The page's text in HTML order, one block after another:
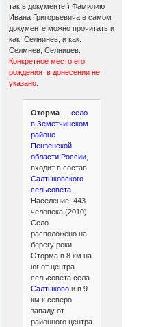
так в документе.) Фамилию
Ивана Григорьевича в самом
документе можно прочитать и
как: Селнинев, и как:
Селмнев, Селницев.
Конкретное место его
рождения в донесении не
указано.
Оторма— село
в Земетчинском
районе
Пензенской
области России,
входит в состав
Салтыковского
сельсовета.
Население: 443
человека (2010)
Село
расположено на
берегу реки
Оторма в 8 км на
юг от центра
сельсовета села
Салтыковои в 9
км к северо-
западу от
районного центра